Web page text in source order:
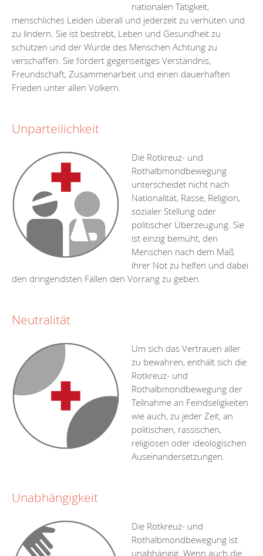
nationalen Tätigkeit,
menschliches Leiden überall und jederzeit zu verhüten und
zu lindern. Sie ist bestrebt, Leben und Gesundheit zu
schützen und der Würde des Menschen Achtung zu
verschaffen. Sie fördert gegenseitiges Verständnis,
Freundschaft, Zusammenarbeit und einen dauerhaften
Frieden unter allen Völkern.
Unparteilichkeit
Die Rotkreuz- und
Rothalbmondbewegung
unterscheidet nicht nach
Nationalität, Rasse, Religion,
sozialer Stellung oder
politischer Überzeugung. Sie
ist einzig bemüht, den
Menschen nach dem Maß
ihrer Not zu helfen und dabei
den dringendsten Fällen den Vorrang zu geben.
Neutralität
Um sich das Vertrauen aller
zu bewahren, enthält sich die
Rotkreuz- und
Rothalbmondbewegung der
Teilnahme an Feindseligkeiten
wie auch, zu jeder Zeit, an
politischen, rassischen,
religiösen oder ideologischen
Auseinandersetzungen.
Unabhängigkeit
Die Rotkreuz- und
Rothalbmondbewegung ist
unabhängig. Wenn auch die